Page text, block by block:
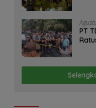
PT